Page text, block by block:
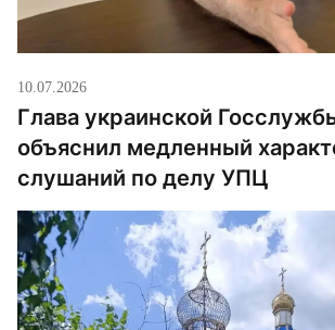
10.07.2026
Глава украинской
объяснил медленный
слушаний по делу УПЦ